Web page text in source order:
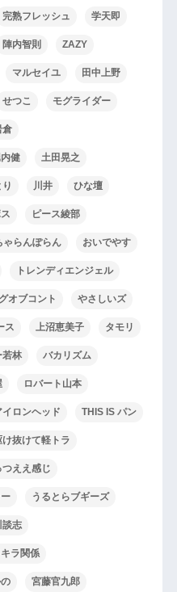
完熟フレッシュ 学天即
陣内智則 ZAZY
マルセイユ 田中上野
せつこ モグライダー
倉
健 土田晃之
川井 ひな壇
ピース綾部
ゃらんぽらん おいでやす
トレンディエンジェル
オブコント やさしいズ
ス 上沼恵美子 タモリ
若林 バカリズム
ロバート山本
イロンヘッド THIS IS パン
け抜けて軽トラ
つええ感じ
うるとらブギーズ
談志
ラ関係
宮藤官九郎